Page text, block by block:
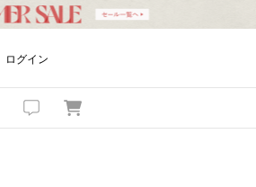
ログイン